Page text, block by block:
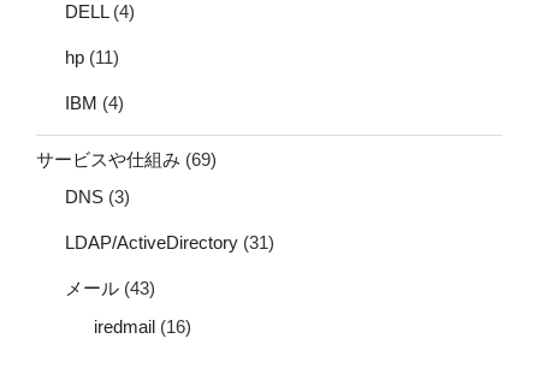
DELL(4)
hp (11)
IBM (4)
サービスや仕組み (69)
DNS (3)
LDAP/ActiveDirectory (31)
メール (43)
iredmail (16)